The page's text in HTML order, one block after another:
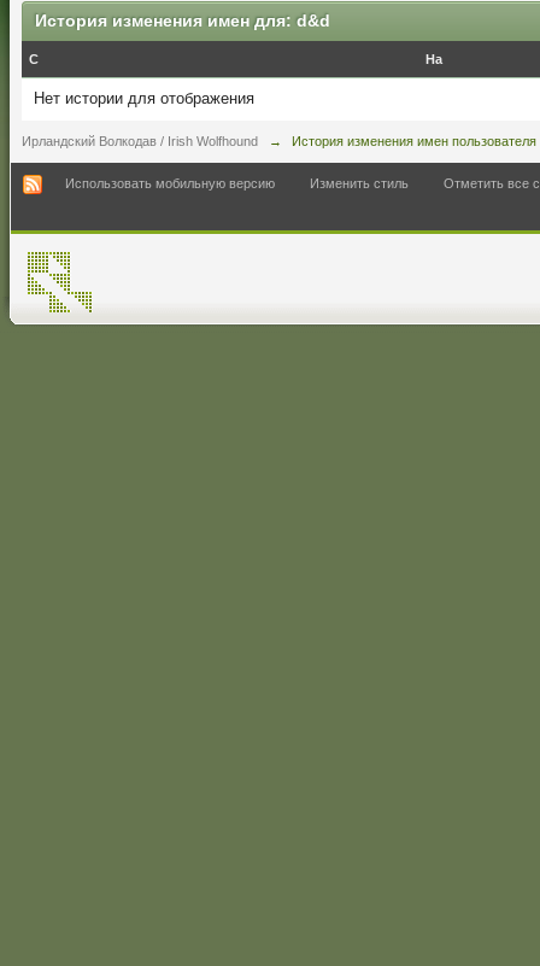
История изменения имен для: d&d
С На
Нет истории для отображения
Ирландский Волкодав / Irish Wolfhound → История изменения имен пользователя
Использовать мобильную версию Изменить стиль Отметить все